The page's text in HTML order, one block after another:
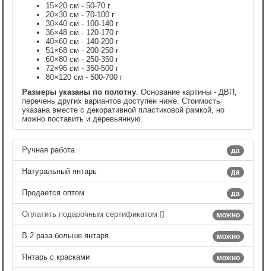
15×20 см - 50-70 г
20×30 см - 70-100 г
30×40 см - 100-140 г
36×48 см - 120-170 г
40×60 см - 140-200 г
51×68 см - 200-250 г
60×80 см - 250-350 г
72×96 см - 350-500 г
80×120 см - 500-700 г
Размеры указаны по полотну . Основание картины - ДВП,
перечень других вариантов доступен ниже. Стоимость
указана вместе с декоративной пластиковой рамкой, но
можно поставить и деревьянную.
да
Ручная работа
да
Натуральный янтарь
да
Продается оптом
можно
Оплатить подарочным сертификатом
можно
В 2 раза больше янтаря
можно
Янтарь с красками